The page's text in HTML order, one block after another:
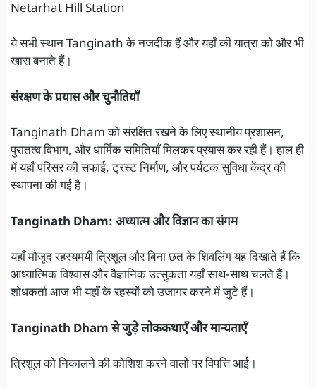
Netarhat Hill Station
ये सभी स्थान Tanginath के नजदीक हैं और यहाँ की यात्रा को और भी
खास बनाते हैं।
संरक्षण के प्रयास और चुनौतियाँ
Tanginath Dham को संरक्षित रखने के लिए स्थानीय प्रशासन,
पुरातत्व विभाग, और धार्मिक समितियाँ मिलकर प्रयास कर रही हैं। हाल ही
में यहाँ परिसर की सफाई, ट्रस्ट निर्माण, और पर्यटक सुविधा केंद्र की
स्थापना की गई है।
Tanginath Dham: अध्यात्म और विज्ञान का संगम
यहाँ मौजूद रहस्यमयी त्रिशूल और बिना छत के शिवलिंग यह दिखाते हैं कि
आध्यात्मिक विश्वास और वैज्ञानिक उत्सुकता यहाँ साथ-साथ चलते हैं।
शोधकर्ता आज भी यहाँ के रहस्यों को उजागर करने में जुटे हैं।
Tanginath Dham से जुड़े लोककथाएँ और मान्यताएँ
त्रिशूल को निकालने की कोशिश करने वालों पर विपत्ति आई।